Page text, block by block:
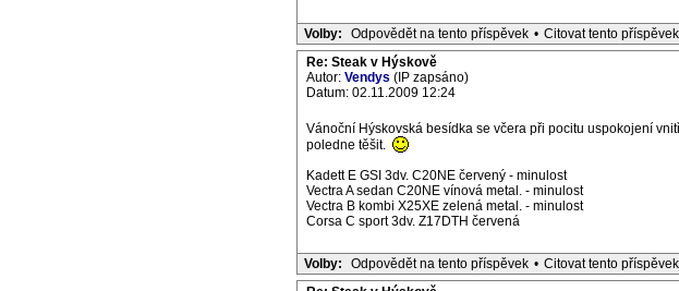
Volby: Odpovědět na tento příspěvek • Citovat tento příspěvek
Re: Steak v Hýskově
Autor: Vendys (IP zapsáno)
Datum: 02.11.2009 12:24
Vánoční Hýskovská besídka se včera při pocitu uspokojení
poledne těšit.
Kadett E GSI 3dv. C20NE červený - minulost
Vectra A sedan C20NE vínová metal. - minulost
Vectra B kombi X25XE zelená metal. - minulost
Corsa C sport 3dv. Z17DTH červená
Volby: Odpovědět na tento příspěvek • Citovat tento příspěvek